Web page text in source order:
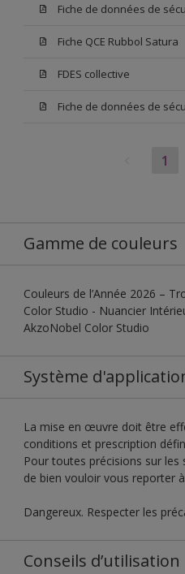
Fiche de données de
Fiche QCE Rubbol Satura
FDES collective
1
Gamme de couleurs
Couleurs de l’Année 2026 –
Color Studio - Nuancier
AkzoNobel Color Studio
Système
La mise en œuvre doit être
conditions et prescription
Pour toutes précisions sur
de bien vouloir vous reporter
Dangereux. Respecter les
Conseils d’utilisation